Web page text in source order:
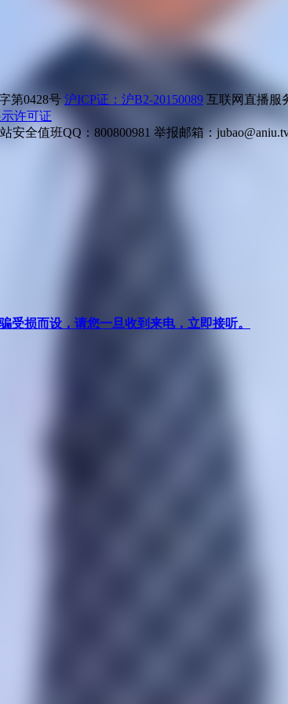
第0428号 沪ICP证：沪B2-20150089 互联网直播服
许可证
安全值班QQ：800800981 举报邮箱：
受损而设，请您一旦收到来电，立即接听。